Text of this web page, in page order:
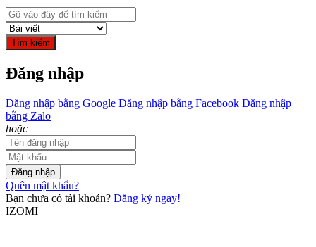
Tìm kiếm
Đăng nhập
Đăng nhập bằng Google Đăng nhập bằng Facebook Đăng nhập
bằng Zalo
hoặc
Đăng nhập
Quên mật khẩu?
Bạn chưa có tài khoản? Đăng ký ngay!
IZOMI